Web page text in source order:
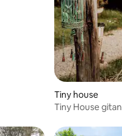
Tiny house
Tiny House